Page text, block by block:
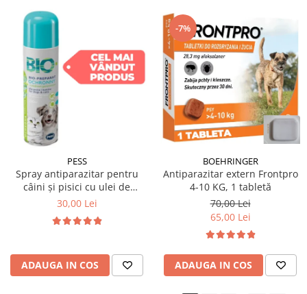
PESS
Spray antiparazitar pentru
câini și pisici cu ulei de
geranium Pess 250 ml
30,00 Lei
ADAUGA IN COS
-7%
BOEHRINGER
Antiparazitar extern Frontpro
4-10 KG, 1 tabletă
70,00 Lei
65,00 Lei
ADAUGA IN COS